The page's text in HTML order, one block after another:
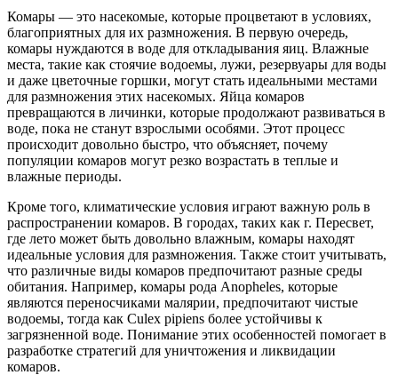
Комары — это насекомые, которые процветают в условиях,
благоприятных для их размножения. В первую очередь,
комары нуждаются в воде для откладывания яиц. Влажные
места, такие как стоячие водоемы, лужи, резервуары для воды
и даже цветочные горшки, могут стать идеальными местами
для размножения этих насекомых. Яйца комаров
превращаются в личинки, которые продолжают развиваться в
воде, пока не станут взрослыми особями. Этот процесс
происходит довольно быстро, что объясняет, почему
популяции комаров могут резко возрастать в теплые и
влажные периоды.
Кроме того, климатические условия играют важную роль в
распространении комаров. В городах, таких как г. Пересвет,
где лето может быть довольно влажным, комары находят
идеальные условия для размножения. Также стоит учитывать,
что различные виды комаров предпочитают разные среды
обитания. Например, комары рода Anopheles, которые
являются переносчиками малярии, предпочитают чистые
водоемы, тогда как Culex pipiens более устойчивы к
загрязненной воде. Понимание этих особенностей помогает в
разработке стратегий для уничтожения и ликвидации
комаров.